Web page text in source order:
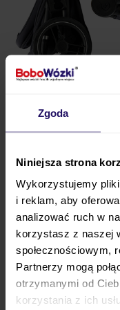
Zgoda
Niniejsza strona
Wykorzystujemy
i reklam, aby
analizować ruch w
korzystasz z naszej
społecznościowym,
Partnerzy mogą
otrzymanymi od
korzystania z ich
Gdy dziecko zaśnie,